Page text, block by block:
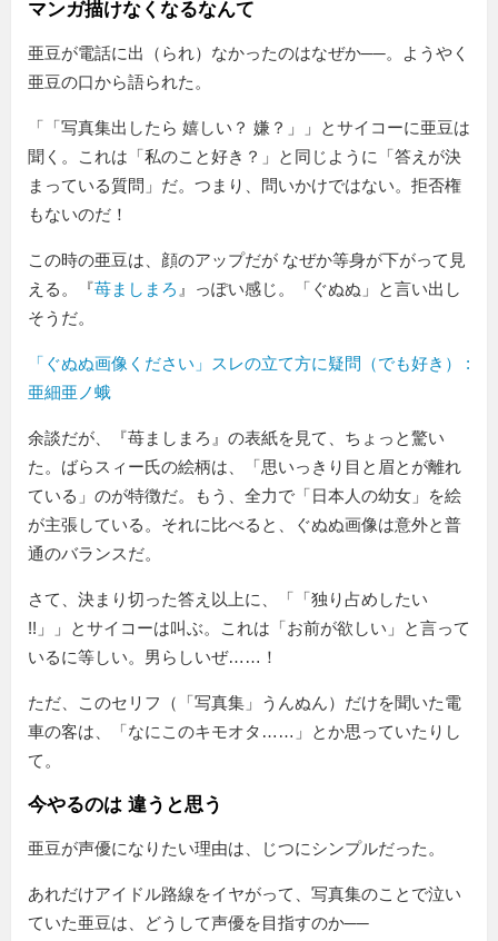
マンガ描けなくなるなんて
亜豆が電話に出（られ）なかったのはなぜか──。ようやく
亜豆の口から語られた。
「 写真集出したら 嬉しい？ 嫌？
」とサイコーに亜豆は
聞く。これは「私のこと好き？」と同じように「答えが決
まっている質問」だ。つまり、問いかけではない。拒否権
もないのだ！
この時の亜豆は、顔のアップだが なぜか等身が下がって見
える。『苺ましまろ 』っぽい感じ。「ぐぬぬ」と言い出し
そうだ。
「ぐぬぬ画像ください」スレの立て方に疑問（でも好き） :
亜細亜ノ蛾
余談だが、『苺ましまろ』の表紙を見て、ちょっと驚い
た。ばらスィー氏の絵柄は、「思いっきり目と眉とが離れ
ている」のが特徴だ。もう、全力で「日本人の幼女」を絵
が主張している。それに比べると、ぐぬぬ画像は意外と普
通のバランスだ。
さて、決まり切った答え以上に、「
独り占めしたい
!!
」とサイコーは叫ぶ。これは「お前が欲しい」と言って
いるに等しい。男らしいぜ……！
ただ、このセリフ（「写真集」うんぬん）だけを聞いた電
車の客は、「なにこのキモオタ……」とか思っていたりし
て。
今やるのは 違うと思う
亜豆が声優になりたい理由は、じつにシンプルだった。
あれだけアイドル路線をイヤがって、写真集のことで泣い
ていた亜豆は、どうして声優を目指すのか──